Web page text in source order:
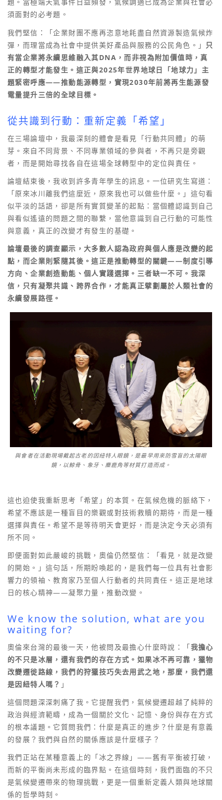
題。當極端天氣事件日益頻發，氣候調適已成為企業與社會必
須面對的必考題。
我們堅信：「企業財團不應再恣意地耗盡自然資源製造氣候炸
彈，而理當成為社會中提供美好產品與服務的公民角色。」 只
有當企業將永續思維融入其DNA，而非視為附加價值時，真
正的轉型才能發生。這正與2025年世界地球日「地球力」主
題緊密呼應——推動能源轉型，實現2030年前將再生能源發
電量提升三倍的全球目標。
從共識到行動：重新定義「希望」
在三場論壇中，我最深刻的體會是看見「行動共同體」的萌
芽。來自不同背景、不同專業領域的參與者，不再只是旁觀
者，而是開始尋找各自在這場全球轉型中的定位與責任。
論壇結束後，我收到許多青年學生的訊息。一位研究生寫道：
「原來冰川離我們這麼近，原來我也可以做些什麼。」這句看
似平淡的話語，卻是所有實質變革的起點：當個體認識到自己
與看似遙遠的問題之間的聯繫，當他意識到自己行動的可能性
與意義，真正的改變才有發生的基礎。
論壇最後的調查顯示，大多數人認為政府與個人應是改變的起
點，而企業則緊隨其後。這正是推動轉型的關鍵——制度引導
方向、企業創造動能、個人實踐選擇。三者缺一不可。我深
信，只有凝聚共識、跨界合作，才能真正擘劃屬於人類社會的
永續發展路徑。
與會者在活動現場戴起古老的因紐特人眼鏡，是最早用來防雪盲的太陽眼
鏡，以鯨骨、象牙、麋鹿角等材質打造而成。
這也迫使我重新思考「希望」的本質。在氣候危機的脈絡下，
希望不應該是一種盲目的樂觀或對技術救贖的期待，而是一種
選擇與責任。希望不是等待明天會更好，而是決定今天必須有
所不同。
即便面對如此嚴峻的挑戰，奧倫仍然堅信：「看見，就是改變
的開始。」這句話，所期盼喚起的，是我們每一位具有社會影
響力的領袖、教育家乃至個人行動者的共同責任。這正是地球
日的核心精神——凝聚力量，推動改變。
We know the solution, what are you
waiting for?
奧倫來台灣的最後一天，他被問及最擔心什麼時說：「我擔心
的不只是冰層，還有我們的存在方式。如果冰不再可靠，獵物
改變遷徙路線，我們的狩獵技巧失去用武之地，那麼，我們還
是因紐特人嗎？ 」
這個問題深深刺痛了我。它提醒我們，氣候變遷超越了純粹的
政治與經濟範疇，成為一個關於文化、記憶、身份與存在方式
的根本議題。它質問我們：什麼是真正的進步？什麼是有意義
的發展？我們與自然的關係應該是什麼樣子？
我們正站在某種意義上的「冰之界線」——舊有平衡被打破，
而新的平衡尚未形成的臨界點。在這個時刻，我們面臨的不只
是氣候變遷帶來的物理挑戰，更是一個重新定義人類與地球關
係的哲學時刻。